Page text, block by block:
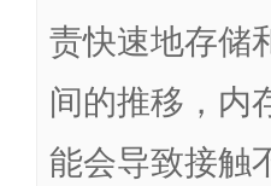
责快速地存储
间的推移，内
能会导致接触